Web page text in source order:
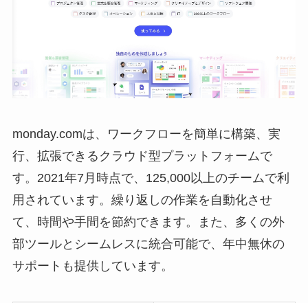
monday.comは、ワークフローを簡単に構築、実
行、拡張できるクラウド型プラットフォームで
す。2021年7月時点で、125,000以上のチームで利
用されています。繰り返しの作業を自動化させ
て、時間や手間を節約できます。また、多くの外
部ツールとシームレスに統合可能で、年中無休の
サポートも提供しています。